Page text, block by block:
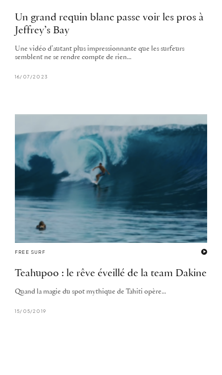
Un grand requin blanc passe voir les pros à
Jeffrey’s Bay
Une vidéo d'autant plus impressionnante que les surfeurs
semblent ne se rendre compte de rien...
16/07/2023
FREE SURF
Teahupoo : le rêve éveillé de la team Dakine
Quand la magie du spot mythique de Tahiti opère...
15/05/2019